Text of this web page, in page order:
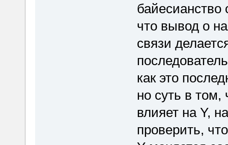
байесианство
что вывод о
связи
как это
но суть в том,
влияет на Y,
проверить,